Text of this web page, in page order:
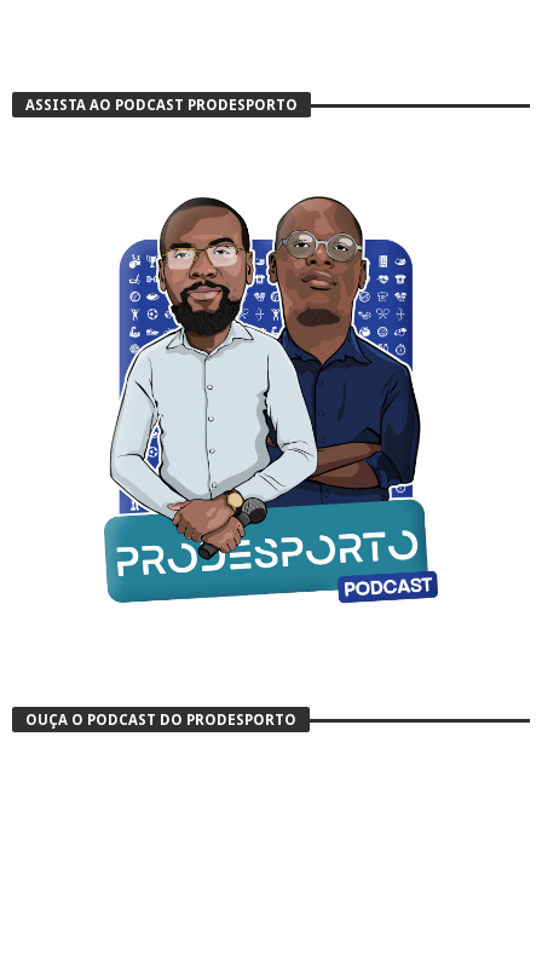
ASSISTA AO PODCAST PRODESPORTO
OUÇA O PODCAST DO PRODESPORTO